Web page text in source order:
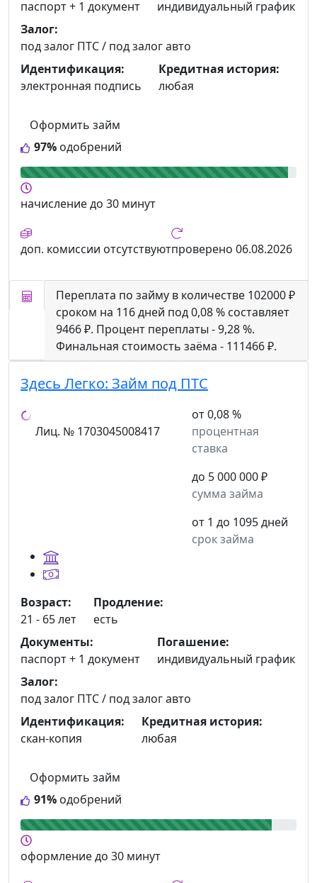
97% одобрений
Оформить займ
паспорт + 1 документ
индивидуальный график
Залог:
под залог ПТС / под залог авто
Идентификация:
электронная подпись
Кредитная история:
любая
начислениедо 30 минут
доп. комиссии отсутствуютпроверено 06.08.2026
Переплата по займу в количестве 102000 ₽
сроком на 116 дней под 0,08 % составляет
9466 ₽. Процент переплаты - 9,28 %.
Финальная стоимость заёма - 111466 ₽.
Здесь Легко: Займ под ПТС
Лиц. № 1703045008417
от 0,08 %
процентная
ставка
до 5 000 000 ₽
сумма займа
от 1 до 1095 дней
срок займа
91% одобрений
Оформить займ
Возраст:
21 - 65 лет
Продление:
есть
Документы:
паспорт + 1 документ
Погашение:
индивидуальный график
Залог:
под залог ПТС / под залог авто
Идентификация:
скан-копия
Кредитная история:
любая
оформлениедо 30 минут